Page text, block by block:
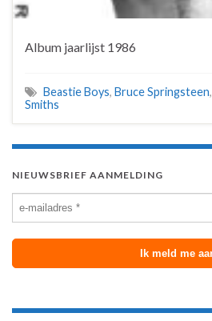
Album jaarlijst 1986
Beastie Boys, Bruce Springsteen,
Smiths
NIEUWSBRIEF AANMELDING